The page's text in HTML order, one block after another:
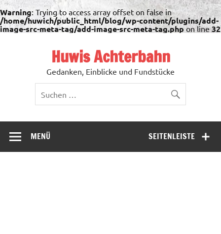
Warning: Trying to access array offset on false in
/home/huwich/public_html/blog/wp-content/plugins/add-
image-src-meta-tag/add-image-src-meta-tag.phpon line32
Huwis Achterbahn
Gedanken, Einblicke und Fundstücke
SEITENLEISTE
MENÜ